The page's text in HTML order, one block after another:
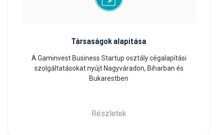
Társaságok alapítása
A Gaminvest Business Startup osztály cégalapítási
szolgáltatásokat nyújt Nagyváradon, Biharban és
Bukarestben
Részletek